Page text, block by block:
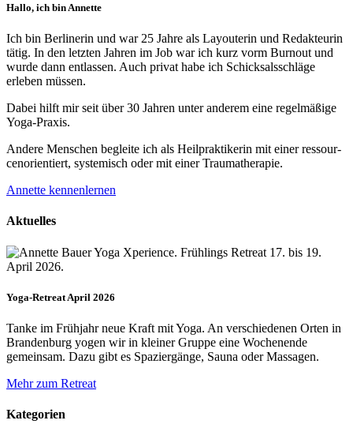
Hallo, ich bin Annette
Ich bin Berlinerin und war 25 Jahre als Layouterin und Redak­teurin
tätig. In den letzten Jahren im Job war ich kurz vorm Burnout und
wurde dann ent­lassen. Auch privat habe ich Schick­sals­schläge
erleben müssen.
Dabei hilft mir seit über 30 Jahren unter anderem eine regelmäßige
Yoga-Praxis.
Andere Menschen begleite ich als Heil­prakti­kerin mit einer ressour­
cenorien­tiert, systemisch oder mit einer Trauma­therapie.
Annette kennenlernen
Aktuelles
Yoga-Retreat April 2026
Tanke im Frühjahr neue Kraft mit Yoga. An verschiedenen Orten in
Brandenburg yogen wir in kleiner Gruppe eine Wochenende
gemeinsam. Dazu gibt es Spaziergänge, Sauna oder Massagen.
Mehr zum Retreat
Kategorien